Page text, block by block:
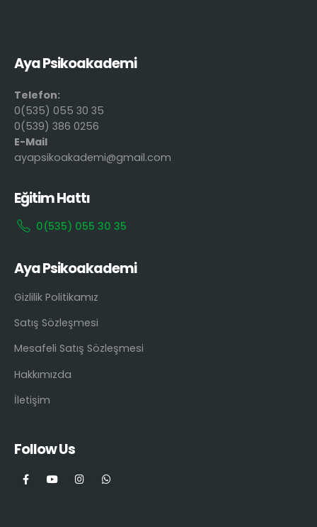
Aya Psikoakademi
Telefon:
0(535) 055 30 35
0(539) 386 0256
E-Mail
ayapsikoakademi@gmail.com
Eğitim Hattı
0(535) 055 30 35
Aya Psikoakademi
Gizlilik Politikamız
Satış Sözleşmesi
Mesafeli Satış Sözleşmesi
Hakkımızda
İletişim
Follow Us